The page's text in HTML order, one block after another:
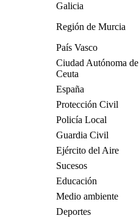
Galicia
Región de Murcia
País Vasco
Ciudad Autónoma de
Ceuta
España
Protección Civil
Policía Local
Guardia Civil
Ejército del Aire
Sucesos
Educación
Medio ambiente
Deportes